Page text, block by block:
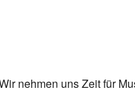
nehmen uns Zeit für